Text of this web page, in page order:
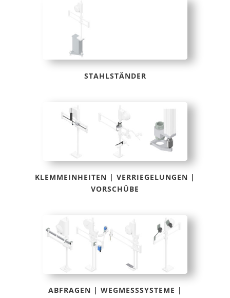
STAHLSTÄNDER
KLEMMEINHEITEN | VERRIEGELUNGEN |
VORSCHÜBE
ABFRAGEN | WEGMESSSYSTEME |